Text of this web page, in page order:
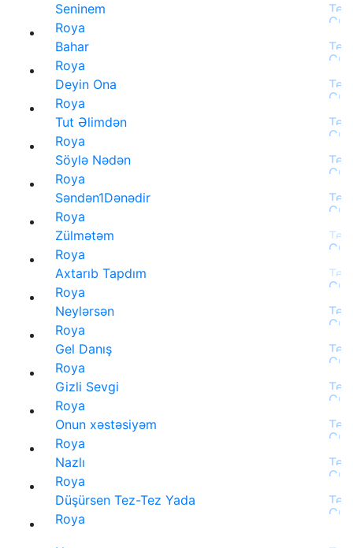
Seninem
Roya
Bahar
Roya
Deyin Ona
Roya
Tut Əlimdən
Roya
Söylə Nədən
Roya
Səndən1Dənədir
Roya
Zülmətəm
Roya
Axtarıb Tapdım
Roya
Neylərsən
Roya
Gel Danış
Roya
Gizli Sevgi
Roya
Onun xəstəsiyəm
Roya
Nazlı
Roya
Düşürsen Tez-Tez Yada
Roya